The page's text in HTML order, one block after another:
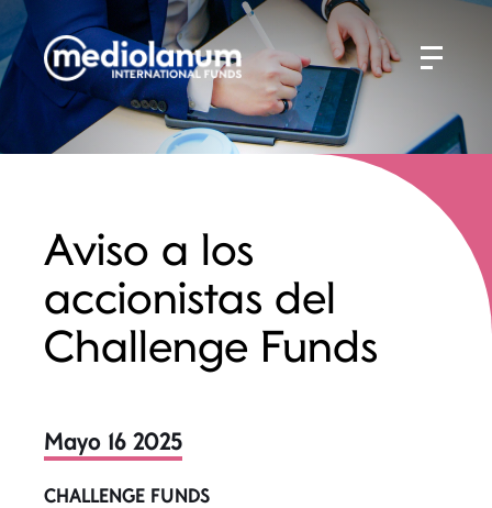
Aviso a los
accionistas del
Challenge Funds
Mayo 16 2025
CHALLENGE FUNDS